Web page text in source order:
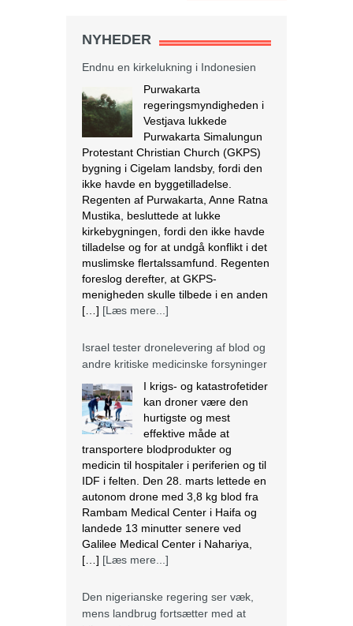
NYHEDERPurwakarta
Vestjava lukkede
Purwakarta Simalungun
Protestant Christian Church (GKPS)
bygning i Cigelam landsby, fordi den
ikke havde en byggetilladelse.
Regenten af Purwakarta, Anne Ratna
Mustika, besluttede at lukke
kirkebygningen, fordi den ikke havde
tilladelse og for at undgå konflikt i det
muslimske flertalssamfund. Regenten
foreslog derefter, at GKPS-
menigheden skulle tilbede i en anden
[…][Læs mere...]
Israel tester dronelevering af blod og
andre kritiske medicinske forsyninger
kan droner være den
hurtigste og mest
effektive måde at
transportere blodprodukter og
medicin til hospitaler i periferien og til
IDF i felten. Den 28. marts lettede en
autonom drone med 3,8 kg blod fra
Rambam Medical Center i Haifa og
landede 13 minutter senere ved
Galilee Medical Center i Nahariya,
[…][Læs mere...]
Den nigerianske regering ser væk,
mens landbrug fortsætter med at
Massiv ødelæggelse af landbrug er
blevet det nye normal i mange